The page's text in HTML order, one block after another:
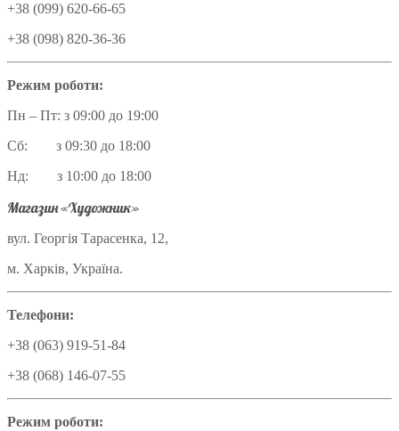
+38 (099) 620-66-65
+38 (098) 820-36-36
Режим роботи:
Пн – Пт: з 09:00 до 19:00
Сб: з 09:30 до 18:00
Нд: з 10:00 до 18:00
Магазин «Художник»
вул. Георгія Тарасенка, 12,
м. Харків, Україна.
Телефони:
+38 (063) 919-51-84
+38 (068) 146-07-55
Режим роботи: